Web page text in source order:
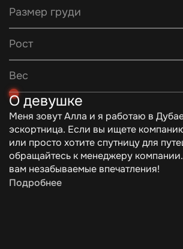
Размер груди
Рост
Вес
О девушке
Меня зовут Алла и я работаю в
эскортница. Если вы ищете
или просто хотите спутницу для
обращайтесь к менеджеру
вам незабываемые впечатления!
Подробнее